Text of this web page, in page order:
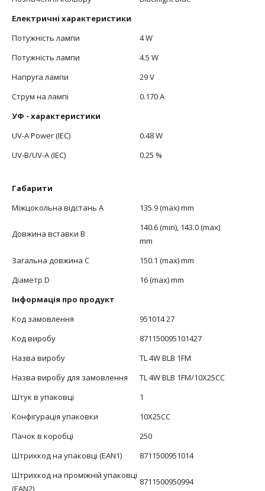
Електричні характеристики
Потужність лампи
4 W
Потужність лампи
4.5 W
Напруга лампи
29 V
Струм на лампі
0.170 A
УФ - характеристики
UV-A Power (IEC)
0.48 W
UV-B/UV-A (IEC)
0.25 %
Габарити
Міжцокольна відстань А
135.9 (max) mm
Довжина вставки В
140.6 (min), 143.0 (max)
mm
Загальна довжина С
150.1 (max) mm
Діаметр D
16 (max) mm
Інформація про продукт
Код замовлення
951014 27
Код виробу
871150095101427
Назва виробу
TL 4W BLB 1FM
Назва виробу для замовлення
TL 4W BLB 1FM/10X25CC
Штук в упаковці
1
Конфігурація упаковки
10X25CC
Пачок в коробці
250
Штрихкод на упаковці (EAN1)
8711500951014
Штрихкод на проміжній упаковці
(EAN2)
8711500950994